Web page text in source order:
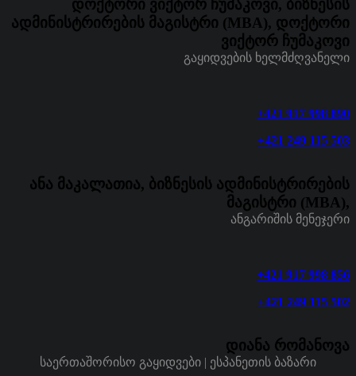
დოქტორი ვიქტორ ჩუმაკოვი, ბიზნესის
ადმინისტრირების მაგისტრი (MBA), დოქტორი
ვიქტორ ჩუმაკოვი
გაყიდვების ხელმძღვანელი
+421 917 998 890
+421 249 115 503
ანა მაკალათია, ბიზნესის ადმინისტრირების
მაგისტრი (MBA),
ანგარიშის მენეჯერი
+421 917 998 856
+421 249 115 502
დიანა რომანოვა
საერთაშორისო გაყიდვები | ესპანეთის ბაზარი